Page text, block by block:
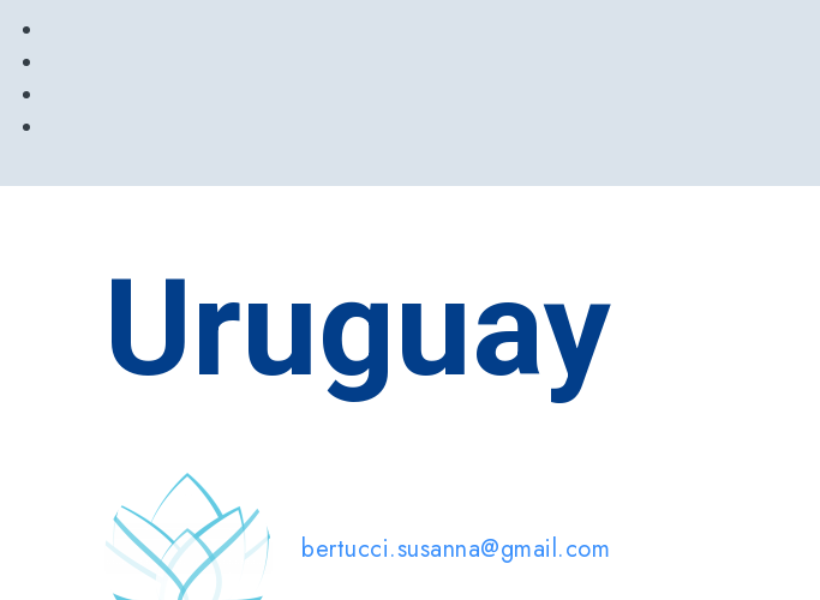
Uruguay
bertucci.susanna@gmail.com